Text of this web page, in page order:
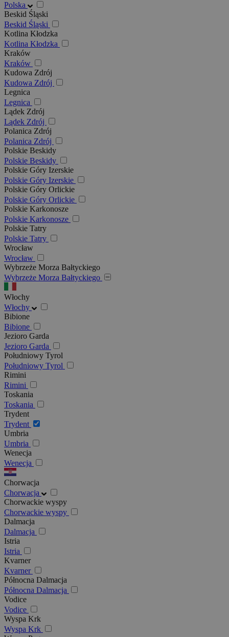
Polska
Beskid Śląski
Beskid Śląski
Kotlina Kłodzka
Kotlina Kłodzka
Kraków
Kraków
Kudowa Zdrój
Kudowa Zdrój
Legnica
Legnica
Lądek Zdrój
Lądek Zdrój
Polanica Zdrój
Polanica Zdrój
Polskie Beskidy
Polskie Beskidy
Polskie Góry Izerskie
Polskie Góry Izerskie
Polskie Góry Orlickie
Polskie Góry Orlickie
Polskie Karkonosze
Polskie Karkonosze
Polskie Tatry
Polskie Tatry
Wrocław
Wrocław
Wybrzeże Morza Bałtyckiego
Wybrzeże Morza Bałtyckiego
Włochy
Włochy
Bibione
Bibione
Jezioro Garda
Jezioro Garda
Południowy Tyrol
Południowy Tyrol
Rimini
Rimini
Toskania
Toskania
Trydent
Trydent
Umbria
Umbria
Wenecja
Wenecja
Chorwacja
Chorwacja
Chorwackie wyspy
Chorwackie wyspy
Dalmacja
Dalmacja
Istria
Istria
Kvarner
Kvarner
Północna Dalmacja
Północna Dalmacja
Vodice
Vodice
Wyspa Krk
Wyspa Krk